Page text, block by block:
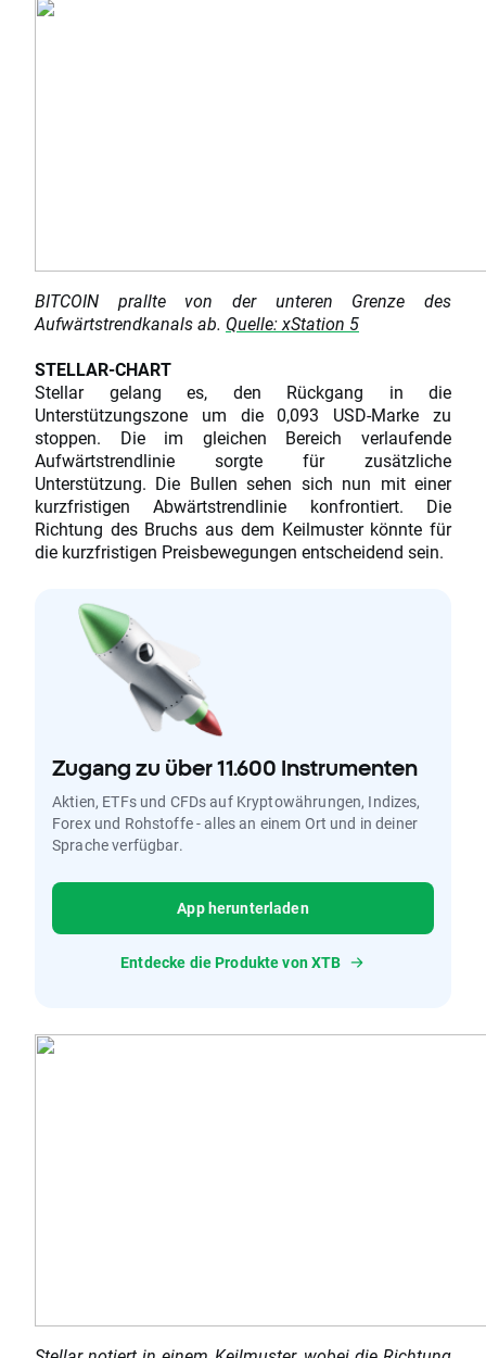
BITCOIN prallte von der unteren Grenze des
Aufwärtstrendkanals ab. Quelle: xStation 5
STELLAR-CHART
Stellar gelang es, den Rückgang in die
Unterstützungszone um die 0,093 USD-Marke zu
stoppen. Die im gleichen Bereich verlaufende
Aufwärtstrendlinie sorgte für zusätzliche
Unterstützung. Die Bullen sehen sich nun mit einer
kurzfristigen Abwärtstrendlinie konfrontiert. Die
Richtung des Bruchs aus dem Keilmuster könnte für
die kurzfristigen Preisbewegungen entscheidend sein.
Zugang zu über 11.600 Instrumenten
Aktien, ETFs und CFDs auf Kryptowährungen, Indizes,
Forex und Rohstoffe - alles an einem Ort und in deiner
Sprache verfügbar.
App herunterladen
Entdecke die Produkte von XTB